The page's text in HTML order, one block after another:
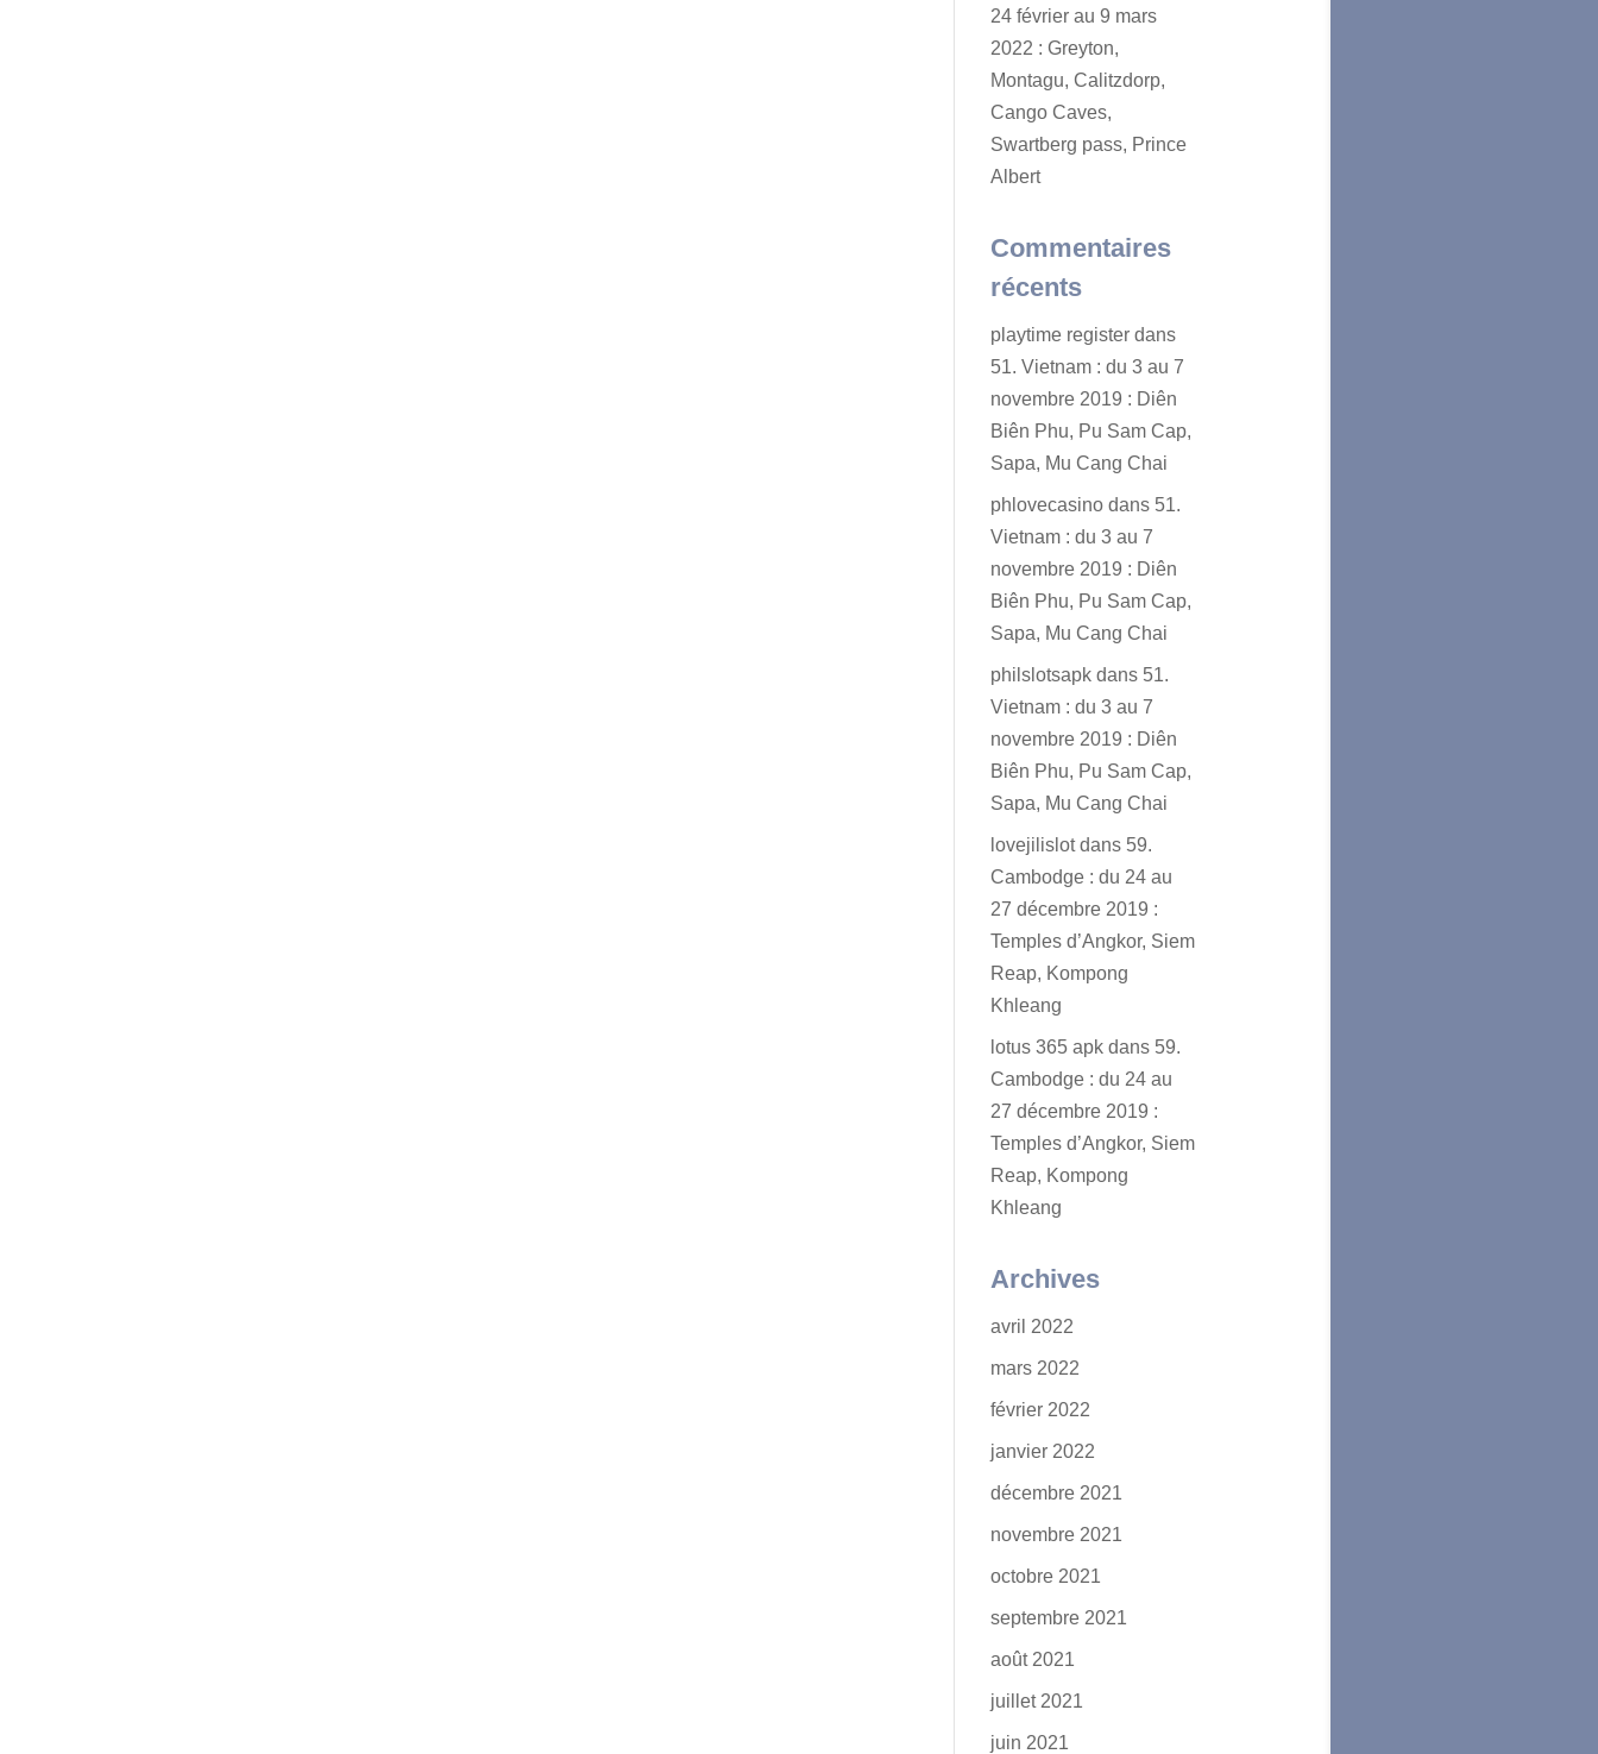
24 février au 9 mars
2022 : Greyton,
Montagu, Calitzdorp,
Cango Caves,
Swartberg pass, Prince
Albert
Commentaires
récents
playtime register dans
51. Vietnam : du 3 au 7
novembre 2019 : Diên
Biên Phu, Pu Sam Cap,
Sapa, Mu Cang Chai
phlovecasino dans 51.
Vietnam : du 3 au 7
novembre 2019 : Diên
Biên Phu, Pu Sam Cap,
Sapa, Mu Cang Chai
philslotsapk dans 51.
Vietnam : du 3 au 7
novembre 2019 : Diên
Biên Phu, Pu Sam Cap,
Sapa, Mu Cang Chai
lovejilislotdans 59.
Cambodge : du 24 au
27 décembre 2019 :
Temples d’Angkor, Siem
Reap, Kompong
Khleang
lotus 365 apk dans 59.
Cambodge : du 24 au
27 décembre 2019 :
Temples d’Angkor, Siem
Reap, Kompong
Khleang
Archives
avril 2022
mars 2022
février 2022
janvier 2022
décembre 2021
novembre 2021
octobre 2021
septembre 2021
août 2021
juillet 2021
juin 2021